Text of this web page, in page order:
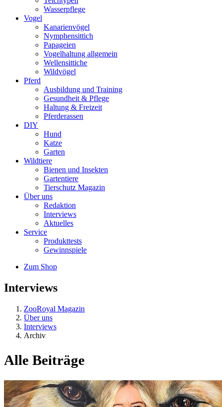
Wasserpflege
Vogel
Kanarienvögel
Nymphensittich
Papageien
Vogelhaltung allgemein
Wellensittiche
Wildvögel
Pferd
Ausbildung und Training
Gesundheit & Pflege
Haltung & Freizeit
Pferderassen
DIY
Hund
Katze
Garten
Wildtiere
Bienen und Insekten
Gartentiere
Tierschutz Magazin
Über uns
Redaktion
Interviews
Aktuelles
Service
Produkttests
Gewinnspiele
Zum Shop
Interviews
ZooRoyal Magazin
Über uns
Interviews
Archiv
Alle Beiträge